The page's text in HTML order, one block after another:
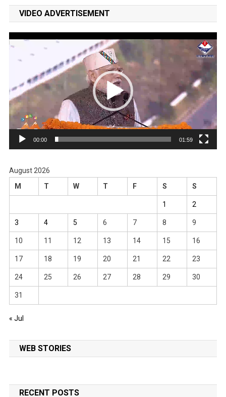
VIDEO ADVERTISEMENT
Video
00:00 01:59
August 2026
M
T W T F S S
1 2
3 4 5 6 7 8 9
10 11 12 13 14 15 16
17 18 19 20 21 22 23
24 25 26 27 28 29 30
31
« Jul
WEB STORIES
RECENT POSTS